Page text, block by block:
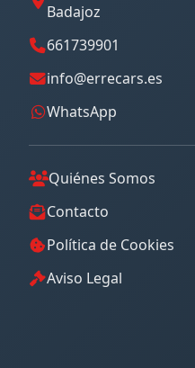
Badajoz
661739901
info@errecars.es
WhatsApp
Quiénes Somos
Contacto
Política de Cookies
Aviso Legal